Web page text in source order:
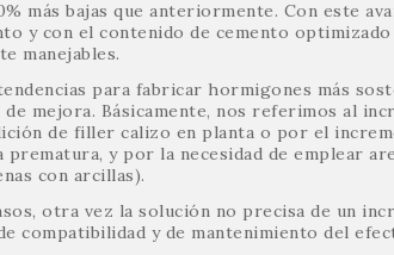
más bajas que anteriormente. Con este
y con el contenido de cemento
manejables.
para fabricar hormigones más
de mejora. Básicamente, nos referimos al
de filler calizo en planta o por el
prematura, y por la necesidad de emplear
con arcillas).
otra vez la solución no precisa de un
compatibilidad y de mantenimiento del